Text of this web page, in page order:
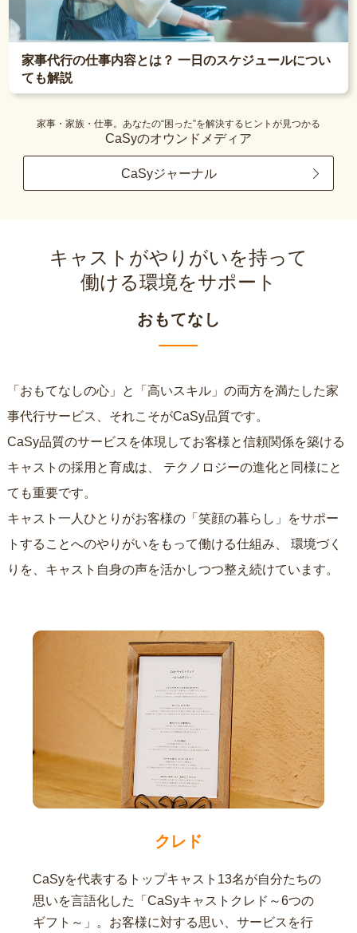
家事代行の仕事内容とは？ 一日のスケジュールについ
ても解説
家事・家族・仕事。あなたの“困った”を解決するヒントが見つかる
CaSyのオウンドメディア
CaSyジャーナル
キャストがやりがいを持って
働ける環境をサポート
おもてなし
「おもてなしの心」と「高いスキル」の両方を満たした家
事代行サービス、それこそがCaSy品質です。
CaSy品質のサービスを体現してお客様と信頼関係を築ける
キャストの採用と育成は、
ても重要です。
キャスト一人ひとりがお客様の「笑顔の暮らし」をサポー
トすることへのやりがいをもって働ける仕組み、
りを、キャスト自身の声を活かしつつ整え続けています。
クレド
CaSyを代表するトップキャスト13名が自分たちの
思いを言語化した「CaSyキャストクレド～6つの
ギフト～」。お客様に対する思い、サービスを行